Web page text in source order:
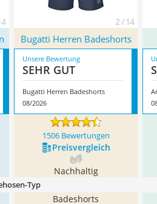
2 / 14
Bugatti Herren Badeshorts
Unsere Bewertung
SEHR GUT
Bugatti Herren Badeshorts
08/2026
1506 Bewertungen
Preis­vergleich
Nachhaltig
Typ
Badeshorts